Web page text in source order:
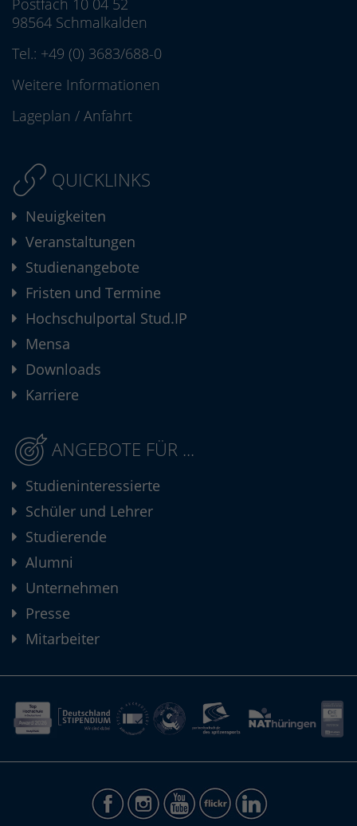
Postfach 10 04 52
98564 Schmalkalden
Tel.: +49 (0) 3683/688-0
Weitere Informationen
Lageplan / Anfahrt
QUICKLINKS
Neuigkeiten
Veranstaltungen
Studienangebote
Fristen und Termine
Hochschulportal Stud.IP
Mensa
Downloads
Karriere
ANGEBOTE FÜR ...
Studieninteressierte
Schüler und Lehrer
Studierende
Alumni
Unternehmen
Presse
Mitarbeiter